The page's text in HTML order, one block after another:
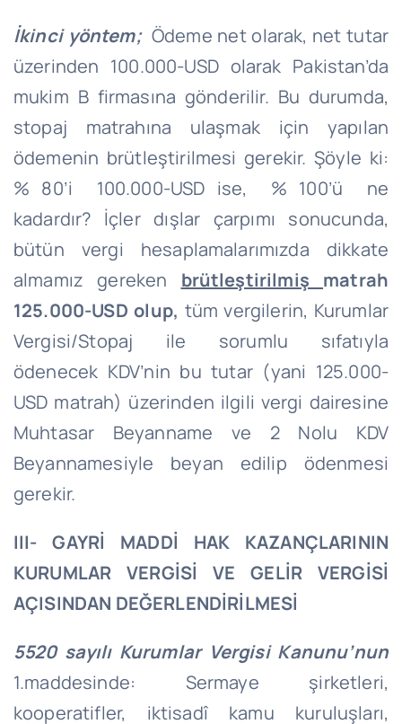
İkinci yöntem;Ödeme net olarak, net tutar
üzerinden 100.000-USD olarak Pakistan’da
mukim B firmasına gönderilir. Bu durumda,
stopaj matrahına ulaşmak için yapılan
ödemenin brütleştirilmesi gerekir. Şöyle ki:
% 80’i 100.000-USD ise, % 100’ü ne
kadardır? İçler dışlar çarpımı sonucunda,
bütün vergi hesaplamalarımızda dikkate
almamız gereken brütleştirilmiş matrah
125.000-USD olup, tüm vergilerin, Kurumlar
Vergisi/Stopaj ile sorumlu sıfatıyla
ödenecek KDV’nin bu tutar (yani 125.000-
USD matrah) üzerinden ilgili vergi dairesine
Muhtasar Beyanname ve 2 Nolu KDV
Beyannamesiyle beyan edilip ödenmesi
gerekir.
III- GAYRİ MADDİ HAK KAZANÇLARININ
KURUMLAR VERGİSİ VE GELİR VERGİSİ
AÇISINDAN DEĞERLENDİRİLMESİ
5520 sayılı Kurumlar Vergisi Kanunu’nun
1.maddesinde: Sermaye şirketleri,
kooperatifler, iktisadî kamu kuruluşları,